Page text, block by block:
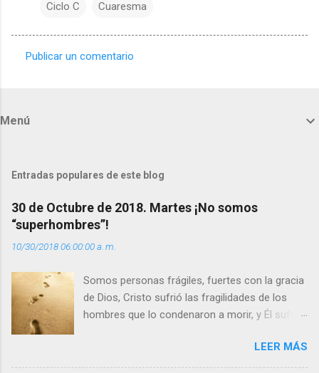
Ciclo C Cuaresma
t
r
i
o
s
Publicar un comentario
Menú
Entradas populares de este blog
30 de Octubre de 2018. Martes ¡No somos
“superhombres”!
10/30/2018 06:00:00 a. m.
Somos personas frágiles, fuertes con la gracia
de Dios, Cristo sufrió las fragilidades de los
hombres que lo condenaron a morir, y Él sufrió
enseña Jesucristo? Que, si seguimos sus
huellas, sin ser superhombres, podemos
LEER MÁS